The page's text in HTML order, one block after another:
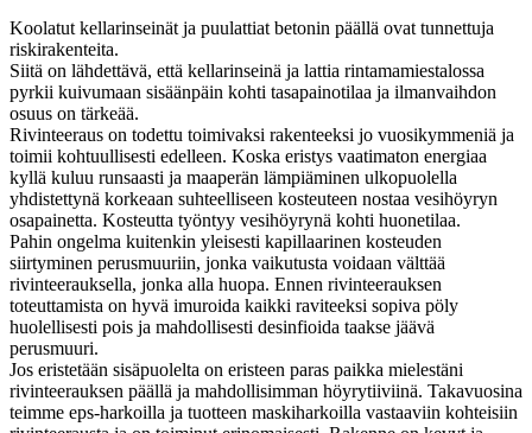
Koolatut kellarinseinät ja puulattiat betonin päällä ovat tunnettuja
riskirakenteita.
Siitä on lähdettävä, että kellarinseinä ja lattia rintamamiestalossa
pyrkii kuivumaan sisäänpäin kohti tasapainotilaa ja ilmanvaihdon
osuus on tärkeää.
Rivinteeraus on todettu toimivaksi rakenteeksi jo vuosikymmeniä ja
toimii kohtuullisesti edelleen. Koska eristys vaatimaton energiaa
kyllä kuluu runsaasti ja maaperän lämpiäminen ulkopuolella
yhdistettynä korkeaan suhteelliseen kosteuteen nostaa vesihöyryn
osapainetta. Kosteutta työntyy vesihöyrynä kohti huonetilaa.
Pahin ongelma kuitenkin yleisesti kapillaarinen kosteuden
siirtyminen perusmuuriin, jonka vaikutusta voidaan välttää
rivinteerauksella, jonka alla huopa. Ennen rivinteerauksen
toteuttamista on hyvä imuroida kaikki raviteeksi sopiva pöly
huolellisesti pois ja mahdollisesti desinfioida taakse jäävä
perusmuuri.
Jos eristetään sisäpuolelta on eristeen paras paikka mielestäni
rivinteerauksen päällä ja mahdollisimman höyrytiiviinä. Takavuosina
teimme eps-harkoilla ja tuotteen maskiharkoilla vastaaviin kohteisiin